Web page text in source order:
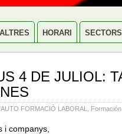
HORARI
4 DE JULIOL:
FORMACIÓ LABORAL Formación
i companys,